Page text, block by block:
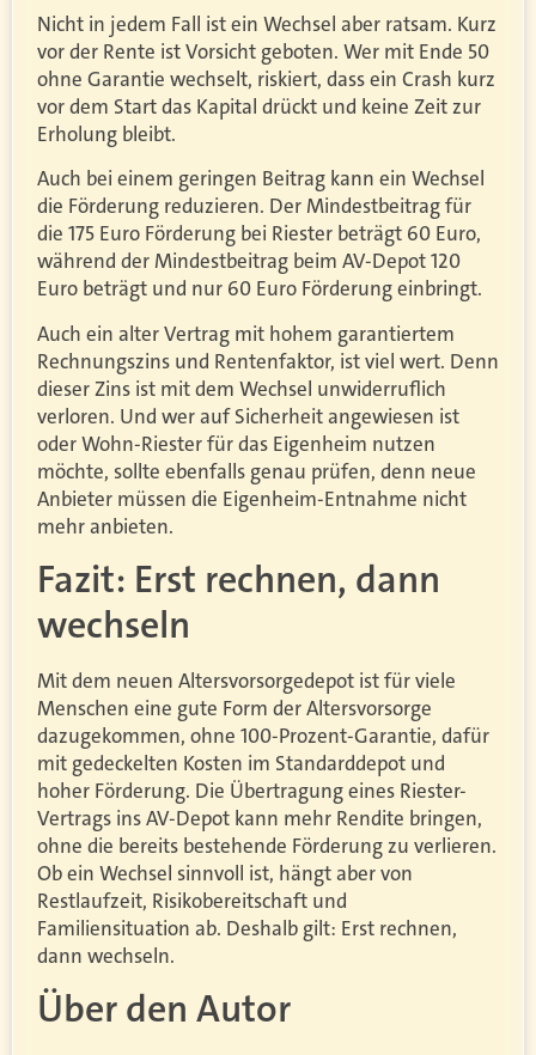
Nicht in jedem Fall ist ein Wechsel aber ratsam. Kurz
vor der Rente ist Vorsicht geboten. Wer mit Ende 50
ohne Garantie wechselt, riskiert, dass ein Crash kurz
vor dem Start das Kapital drückt und keine Zeit zur
Erholung bleibt.
Auch bei einem geringen Beitrag kann ein Wechsel
die Förderung reduzieren. Der Mindestbeitrag für
die 175 Euro Förderung bei Riester beträgt 60 Euro,
während der Mindestbeitrag beim AV-Depot 120
Euro beträgt und nur 60 Euro Förderung einbringt.
Auch ein alter Vertrag mit hohem garantiertem
Rechnungszins und Rentenfaktor, ist viel wert. Denn
dieser Zins ist mit dem Wechsel unwiderruflich
verloren. Und wer auf Sicherheit angewiesen ist
oder Wohn-Riester für das Eigenheim nutzen
möchte, sollte ebenfalls genau prüfen, denn neue
Anbieter müssen die Eigenheim-Entnahme nicht
mehr anbieten.
Fazit: Erst rechnen, dann
wechseln
Mit dem neuen Altersvorsorgedepot ist für viele
Menschen eine gute Form der Altersvorsorge
dazugekommen, ohne 100-Prozent-Garantie, dafür
mit gedeckelten Kosten im Standarddepot und
hoher Förderung. Die Übertragung eines Riester-
Vertrags ins AV-Depot kann mehr Rendite bringen,
ohne die bereits bestehende Förderung zu verlieren.
Ob ein Wechsel sinnvoll ist, hängt aber von
Restlaufzeit, Risikobereitschaft und
Familiensituation ab. Deshalb gilt: Erst rechnen,
dann wechseln.
Über den Autor